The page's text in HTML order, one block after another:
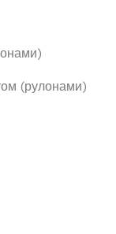
(рулонами)